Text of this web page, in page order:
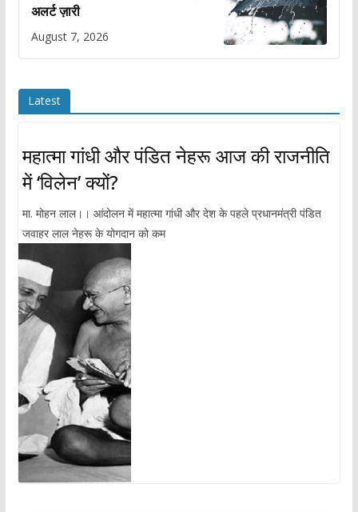
अलर्ट ज़ारी
August 7, 2026
Latest
महात्मा गांधी और पंडित नेहरू आज की राजनीति
में ‘विलेन’ क्यों?
मा. मोहन लाल।। आंदोलन में महात्मा गांधी और देश के पहले प्रधानमंत्री पंडित
जवाहर लाल नेहरू के योगदान को कम